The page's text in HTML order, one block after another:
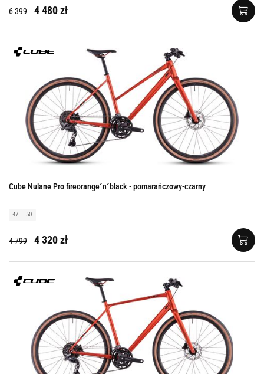
6 399 4 480 zł
Cube Nulane Pro fireorange´n´black - pomarańczowy-czarny
47 50
4 799 4 320 zł